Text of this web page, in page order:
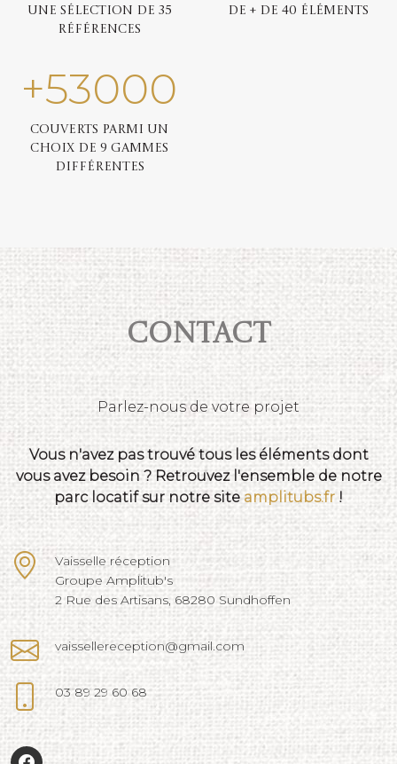
une sélection de 35
références
de + de 40 éléments
+53000
Couverts parmi un
choix de 9 gammes
différentes
Contact
Parlez-nous de votre projet
Vous n'avez pas trouvé tous les éléments dont
vous avez besoin ? Retrouvez l'ensemble de notre
parc locatif sur notre site amplitubs.fr !
Vaisselle réception
Groupe Amplitub's
2 Rue des Artisans, 68280 Sundhoffen
vaissellereception@gmail.com
03 89 29 60 68